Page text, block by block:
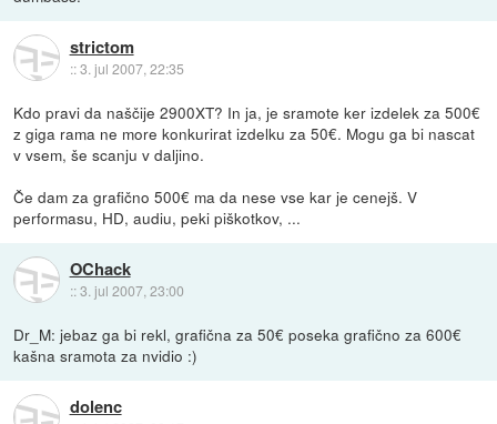
strictom
::3. jul 2007, 22:35
Kdo pravi da naščije 2900XT? In ja, je sramote ker izdelek za 500€
z giga rama ne more konkurirat izdelku za 50€. Mogu ga bi nascat
v vsem, še scanju v daljino.
Če dam za grafično 500€ ma da nese vse kar je cenejš. V
performasu, HD, audiu, peki piškotkov, ...
OChack
::3. jul 2007, 23:00
Dr_M: jebaz ga bi rekl, grafična za 50€ poseka grafično za 600€
kašna sramota za nvidio :)
dolenc